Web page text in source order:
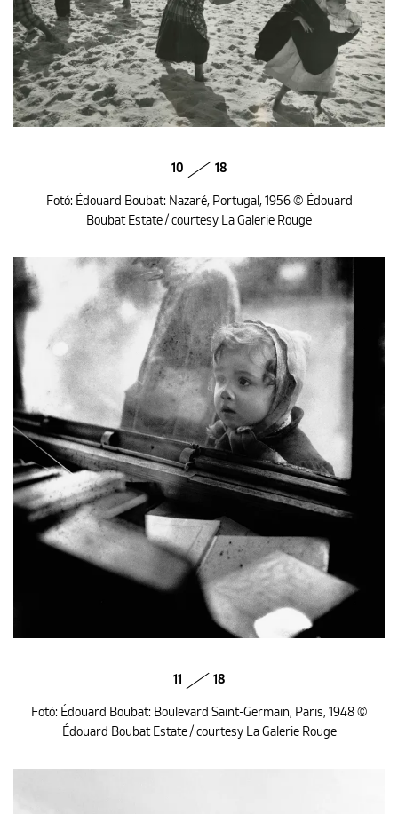
10 18
Fotó: Édouard Boubat: Nazaré, Portugal, 1956 © Édouard
Boubat Estate / courtesy La Galerie Rouge
11 18
Fotó: Édouard Boubat: Boulevard Saint-Germain, Paris, 1948 ©
Édouard Boubat Estate / courtesy La Galerie Rouge